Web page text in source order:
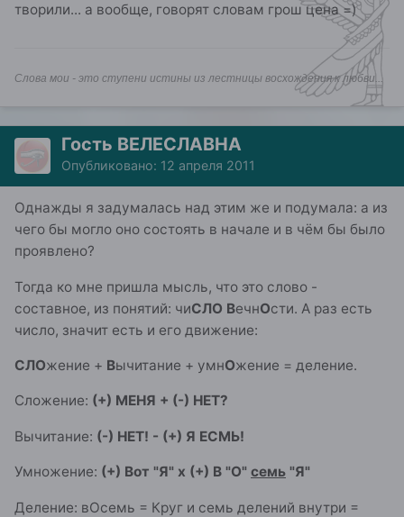
творили... а вообще, говорят словам грош цена =)
Слова мои - это ступени истины из лестницы восхождения к любви...
Гость ВЕЛЕСЛАВНА
Опубликовано: 12 апреля 2011
Однажды я задумалась над этим же и подумала: а из
чего бы могло оно состоять в начале и в чём бы было
проявлено?
Тогда ко мне пришла мысль, что это слово -
составное, из понятий: чиСЛО ВечнОсти. А раз есть
число, значит есть и его движение:
СЛОжение + Вычитание + умнОжение = деление.
Сложение: (+) МЕНЯ + (-) НЕТ?
Вычитание: (-) НЕТ! - (+) Я ЕСМЬ!
Умножение: (+) Вот "Я" х (+) В "О" семь "Я"
Деление: вОсемь = Круг и семь делений внутри =